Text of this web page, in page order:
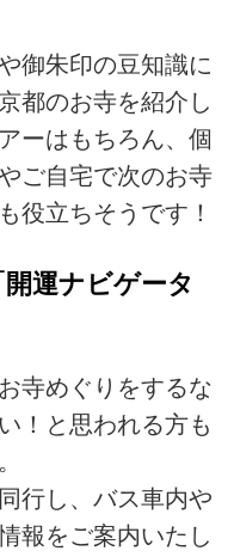
御朱印の豆知識に
都のお寺を紹介し
ーはもちろん、個
ご自宅で次のお寺
役立ちそうです！
運ナビゲータ
寺めぐりをするな
！と思われる方も
行し、バス車内や
報をご案内いたし